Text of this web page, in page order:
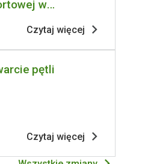
w
Czytaj więcej
pętli
Czytaj więcej